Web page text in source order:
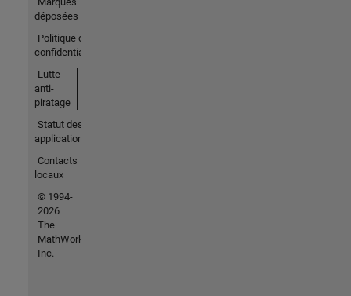
déposées
Politique de
confidentialité
Lutte
anti-
piratage
Statut des
applications
Contacts
locaux
© 1994-
2026
The
MathWorks,
Inc.